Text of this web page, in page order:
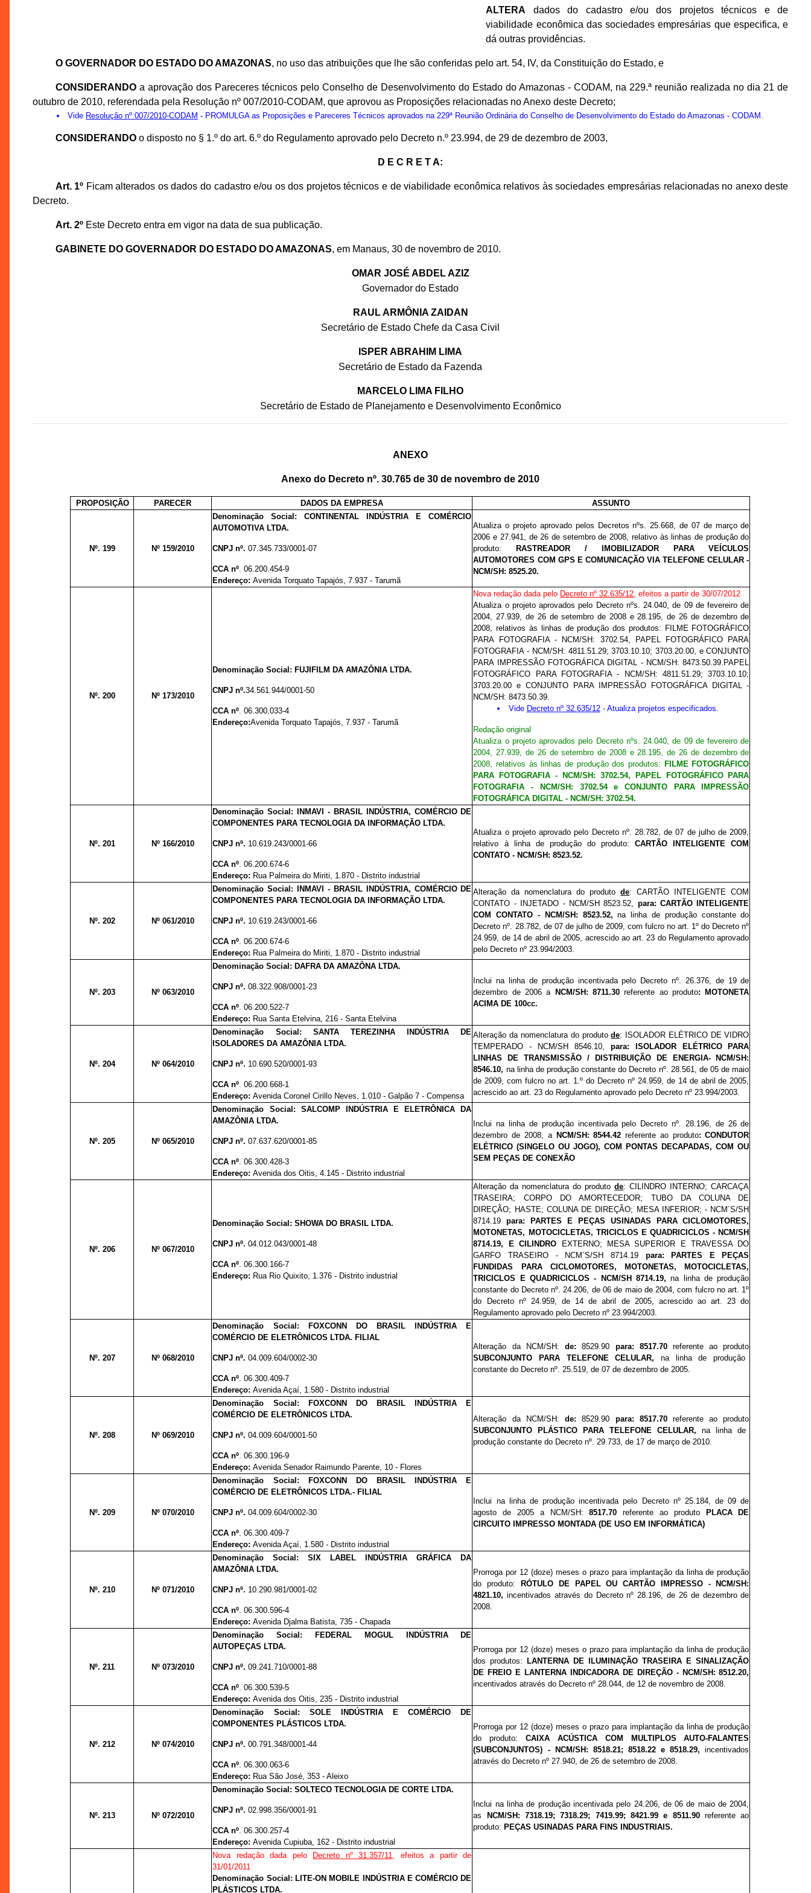
ALTERA dados do cadastro e/ou dos projetos técnicos e de
viabilidade econômica das sociedades empresárias que especifica, e
dá outras providências.
O GOVERNADOR DO ESTADO DO AMAZONAS, no uso das atribuições que lhe são conferidas pelo art. 54, IV, da Constituição do Estado, e
CONSIDERANDOa aprovação dos Pareceres técnicos pelo Conselho de Desenvolvimento do Estado do Amazonas - CODAM, na 229.ª reunião realizada no dia 21 de
outubro de 2010, referendada pela Resolução nº 007/2010-CODAM, que aprovou as Proposições relacionadas no Anexo deste Decreto;
Vide Resolução nº 007/2010-CODAM - PROMULGA as Proposições e Pareceres Técnicos aprovados na 229ª Reunião Ordinária do Conselho de Desenvolvimento do Estado do Amazonas - CODAM.
CONSIDERANDOo disposto no § 1.º do art. 6.º do Regulamento aprovado pelo Decreto n.º 23.994, de 29 de dezembro de 2003,
D E C R E T A:
Art. 1º Ficam alterados os dados do cadastro e/ou os dos projetos técnicos e de viabilidade econômica relativos às sociedades empresárias relacionadas no anexo deste
Decreto.
Art. 2ºEste Decreto entra em vigor na data de sua publicação.
GABINETE DO GOVERNADOR DO ESTADO DO AMAZONAS, em Manaus, 30 de novembro de 2010.
OMAR JOSÉ ABDEL AZIZ
Governador do Estado
RAUL ARMÔNIA ZAIDAN
Secretário de Estado Chefe da Casa Civil
ISPER ABRAHIM LIMA
Secretário de Estado da Fazenda
MARCELO LIMA FILHO
Secretário de Estado de Planejamento e Desenvolvimento Econômico
ANEXO
Anexo do Decreto nº. 30.765 de 30 de novembro de 2010
PROPOSIÇÃO PARECER DADOS DA EMPRESA ASSUNTO
Nº. 199 Nº 159/2010
Denominação Social: CONTINENTAL INDÚSTRIA E COMÉRCIO
AUTOMOTIVA LTDA.
CNPJ nº.07.345.733/0001-07
CCA nº. 06.200.454-9
Endereço:Avenida Torquato Tapajós, 7.937 - Tarumã
Atualiza o projeto aprovado pelos Decretos nºs. 25.668, de 07 de março de
2006 e 27.941, de 26 de setembro de 2008, relativo às linhas de produção do
produto:
RASTREADOR / IMOBILIZADOR PARA VEÍCULOS
AUTOMOTORES COM GPS E COMUNICAÇÃO VIA TELEFONE CELULAR -
NCM/SH: 8525.20.
Nº. 200 Nº 173/2010
Denominação Social: FUJIFILM DA AMAZÔNIA LTDA.
CNPJ nº.34.561.944/0001-50
CCA nº. 06.300.033-4
Endereço:Avenida Torquato Tapajós, 7.937 - Tarumã
Nova redação dada pelo Decreto nº 32.635/12, efeitos a partir de 30/07/2012
Atualiza o projeto aprovados pelo Decreto nºs. 24.040, de 09 de fevereiro de
2004, 27.939, de 26 de setembro de 2008 e 28.195, de 26 de dezembro de
2008, relativos às linhas de produção dos produtos: FILME FOTOGRÁFICO
PARA FOTOGRAFIA - NCM/SH: 3702.54, PAPEL FOTOGRÁFICO PARA
FOTOGRAFIA - NCM/SH: 4811.51.29; 3703.10.10; 3703.20.00, e CONJUNTO
PARA IMPRESSÃO FOTOGRÁFICA DIGITAL - NCM/SH: 8473.50.39. PAPEL
FOTOGRÁFICO PARA FOTOGRAFIA - NCM/SH: 4811.51.29; 3703.10.10;
3703.20.00 e CONJUNTO PARA IMPRESSÃO FOTOGRÁFICA DIGITAL -
NCM/SH: 8473.50.39.
Vide Decreto nº 32.635/12- Atualiza projetos especificados.
Redação original
Atualiza o projeto aprovados pelo Decreto nºs.24.040, de 09 de fevereiro de
2004,27.939, de 26 de setembro de 2008 e28.195, de 26 de dezembro de
2008, relativos às linhas de produção dos produtos: FILME FOTOGRÁFICO
PARA FOTOGRAFIA - NCM/SH: 3702.54, PAPEL FOTOGRÁFICO PARA
FOTOGRAFIA - NCM/SH: 3702.54 e CONJUNTO PARA IMPRESSÃO
FOTOGRÁFICA DIGITAL - NCM/SH: 3702.54.
Nº. 201 Nº 166/2010
Denominação Social: INMAVI - BRASIL INDÚSTRIA, COMÉRCIO DE
COMPONENTES PARA TECNOLOGIA DA INFORMAÇÃO LTDA.
CNPJ nº. 10.619.243/0001-66
CCA nº. 06.200.674-6
Endereço: Rua Palmeira do Miriti, 1.870 - Distrito industrial
Atualiza o projeto aprovado pelo Decreto nº. 28.782, de 07 de julho de 2009,
relativo à linha de produção do produto:CARTÃO INTELIGENTE COM
CONTATO - NCM/SH: 8523.52.
Nº. 202 Nº 061/2010
Denominação Social: INMAVI - BRASIL INDÚSTRIA, COMÉRCIO DE
COMPONENTES PARA TECNOLOGIA DA INFORMAÇÃO LTDA.
CNPJ nº. 10.619.243/0001-66
CCA nº. 06.200.674-6
Endereço: Rua Palmeira do Miriti, 1.870 - Distrito industrial
Alteração da nomenclatura do produtode: CARTÃO INTELIGENTE COM
CONTATO - INJETADO - NCM/SH 8523.52, para: CARTÃO INTELIGENTE
COM CONTATO - NCM/SH: 8523.52,na linha de produção constante do
Decreto nº. 28.782, de 07 de julho de 2009, com fulcro no art. 1º do Decreto nº
24.959, de 14 de abril de 2005, acrescido ao art. 23 do Regulamento aprovado
pelo Decreto nº 23.994/2003.
Nº. 203 Nº 063/2010
Denominação Social: DAFRA DA AMAZÔNA LTDA.
CNPJ nº.08.322.908/0001-23
CCA nº. 06.200.522-7
Endereço: Rua Santa Etelvina, 216 - Santa Etelvina
Inclui na linha de produção incentivada pelo Decreto nº. 26.376, de 19 de
dezembro de 2006 a NCM/SH: 8711.30referente ao produto: MOTONETA
ACIMA DE 100cc.
Nº. 204 Nº 064/2010
Denominação Social: SANTA TEREZINHA INDÚSTRIA DE
ISOLADORES DA AMAZÔNIA LTDA.
CNPJ nº. 10.690.520/0001-93
CCA nº. 06.200.668-1
Endereço:Avenida Coronel Cirillo Neves, 1.010 - Galpão 7 - Compensa
Alteração da nomenclatura do produtode: ISOLADOR ELÉTRICO DE VIDRO
TEMPERADO - NCM/SH 8546.10, para: ISOLADOR ELÉTRICO PARA
LINHAS DE TRANSMISSÃO / DISTRIBUIÇÃO DE ENERGIA- NCM/SH:
8546.10, na linha de produção constante do Decreto nº. 28.561, de 05 de maio
de 2009, com fulcro no art. 1.º do Decreto nº 24.959, de 14 de abril de 2005,
acrescido ao art. 23 do Regulamento aprovado pelo Decreto nº 23.994/2003.
Nº. 205 Nº 065/2010
Denominação Social: SALCOMP INDÚSTRIA E ELETRÔNICA DA
AMAZÔNIA LTDA.
CNPJ nº.07.637.620/0001-85
CCA nº. 06.300.428-3
Endereço:Avenida dos Oitis, 4.145 - Distrito industrial
Inclui na linha de produção incentivada pelo Decreto nº. 28.196, de 26 de
dezembro de 2008, a NCM/SH: 8544.42referente ao produto: CONDUTOR
ELÉTRICO (SINGELO OU JOGO), COM PONTAS DECAPADAS, COM OU
SEM PEÇAS DE CONEXÃO
Nº. 206 Nº 067/2010
Denominação Social: SHOWA DO BRASIL LTDA.
CNPJ nº.04.012.043/0001-48
CCA nº. 06.300.166-7
Endereço: Rua Rio Quixito, 1.376 - Distrito industrial
Alteração da nomenclatura do produtode: CILINDRO INTERNO; CARCAÇA
TRASEIRA; CORPO DO AMORTECEDOR; TUBO DA COLUNA DE
DIREÇÃO; HASTE; COLUNA DE DIREÇÃO; MESA INFERIOR; - NCM´S/SH
8714.19para: PARTES E PEÇAS USINADAS PARA CICLOMOTORES,
MOTONETAS, MOTOCICLETAS, TRICICLOS E QUADRICICLOS - NCM/SH
8714.19, E CILINDRO EXTERNO; MESA SUPERIOR E TRAVESSA DO
GARFO TRASEIRO - NCM´S/SH 8714.19 para: PARTES E PEÇAS
FUNDIDAS PARA CICLOMOTORES, MOTONETAS, MOTOCICLETAS,
TRICICLOS E QUADRICICLOS - NCM/SH 8714.19,na linha de produção
constante do Decreto nº. 24.206, de 06 de maio de 2004, com fulcro no art. 1º
do Decreto nº 24.959, de 14 de abril de 2005, acrescido ao art. 23 do
Regulamento aprovado pelo Decreto nº 23.994/2003.
Nº. 207 Nº 068/2010
Denominação Social: FOXCONN DO BRASIL INDÚSTRIA E
COMÉRCIO DE ELETRÔNICOS LTDA. FILIAL
CNPJ nº.04.009.604/0002-30
CCA nº. 06.300.409-7
Endereço:Avenida Açaí, 1.580 - Distrito industrial
Alteração da NCM/SH:de: 8529.90 para: 8517.70 referente ao produto
SUBCONJUNTO PARA TELEFONE CELULAR, na linha de produção
constante do Decreto nº. 25.519, de 07 de dezembro de 2005.
Nº. 208 Nº 069/2010
Denominação Social: FOXCONN DO BRASIL INDÚSTRIA E
COMÉRCIO DE ELETRÔNICOS LTDA.
CNPJ nº.04.009.604/0001-50
CCA nº. 06.300.196-9
Endereço:Avenida Senador Raimundo Parente, 10 - Flores
Alteração da NCM/SH:de: 8529.90 para: 8517.70 referente ao produto
SUBCONJUNTO PLÁSTICO PARA TELEFONE CELULAR,na linha de
produção constante do Decreto nº. 29.733, de 17 de março de 2010.
Nº. 209 Nº 070/2010
Denominação Social: FOXCONN DO BRASIL INDÚSTRIA E
COMÉRCIO DE ELETRÔNICOS LTDA.- FILIAL
CNPJ nº.04.009.604/0002-30
CCA nº. 06.300.409-7
Endereço:Avenida Açaí, 1.580 - Distrito industrial
Inclui na linha de produção incentivada pelo Decreto nº 25.184, de 09 de
agosto de 2005 a NCM/SH:8517.70referente ao produtoPLACA DE
CIRCUITO IMPRESSO MONTADA (DE USO EM INFORMÁTICA)
Nº. 210 Nº 071/2010
Denominação Social: SIX LABEL INDÚSTRIA GRÁFICA DA
AMAZÔNIA LTDA.
CNPJ nº. 10.290.981/0001-02
CCA nº. 06.300.596-4
Endereço:Avenida Djalma Batista, 735 - Chapada
Prorroga por 12 (doze) meses o prazo para implantação da linha de produção
do produto:
RÓTULO DE PAPEL OU CARTÃO IMPRESSO - NCM/SH:
4821.10,incentivados através do Decreto nº 28.196, de 26 de dezembro de
2008.
Nº. 211 Nº 073/2010
Denominação Social: FEDERAL MOGUL INDÚSTRIA DE
AUTOPEÇAS LTDA.
CNPJ nº.09.241.710/0001-88
CCA nº. 06.300.539-5
Endereço:Avenida dos Oitis, 235 - Distrito industrial
Prorroga por 12 (doze) meses o prazo para implantação da linha de produção
dos produtos:
LANTERNA DE ILUMINAÇÃO TRASEIRA E SINALIZAÇÃO
DE FREIO E LANTERNA INDICADORA DE DIREÇÃO - NCM/SH: 8512.20,
incentivados através do Decreto nº 28.044, de 12 de novembro de 2008.
Nº. 212 Nº 074/2010
Denominação Social: SOLE INDÚSTRIA E COMÉRCIO DE
COMPONENTES PLÁSTICOS LTDA.
CNPJ nº.00.791.348/0001-44
CCA nº. 06.300.063-6
Endereço: Rua São José, 353 - Aleixo
Prorroga por 12 (doze) meses o prazo para implantação da linha de produção
do produto:CAIXA ACÚSTICA COM MULTIPLOS AUTO-FALANTES
(SUBCONJUNTOS) - NCM/SH: 8518.21; 8518.22 e 8518.29,incentivados
através do Decreto nº 27.940, de 26 de setembro de 2008.
Nº. 213 Nº 072/2010
Denominação Social: SOLTECO TECNOLOGIA DE CORTE LTDA.
CNPJ nº.02.998.356/0001-91
CCA nº. 06.300.257-4
Endereço:Avenida Cupiuba, 162 - Distrito industrial
Inclui na linha de produção incentivada pelo 24.206, de 06 de maio de 2004,
as
NCM/SH: 7318.19; 7318.29; 7419.99; 8421.99 e 8511.90referente ao
produto: PEÇAS USINADAS PARA FINS INDUSTRIAIS.
Nova redação dada pelo Decreto nº 31.357/11, efeitos a partir de
31/01/2011
Denominação Social: LITE-ON MOBILE INDÚSTRIA E COMÉRCIO DE
PLÁSTICOS LTDA.